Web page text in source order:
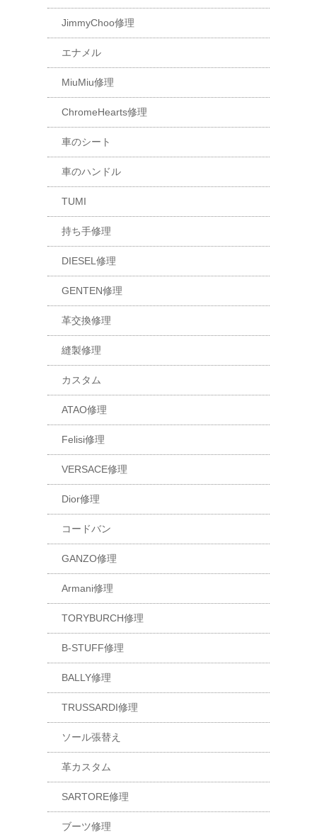
JimmyChoo修理
エナメル
MiuMiu修理
ChromeHearts修理
車のシート
車のハンドル
TUMI
持ち手修理
DIESEL修理
GENTEN修理
革交換修理
縫製修理
カスタム
ATAO修理
Felisi修理
VERSACE修理
Dior修理
コードバン
GANZO修理
Armani修理
TORYBURCH修理
B-STUFF修理
BALLY修理
TRUSSARDI修理
ソール張替え
革カスタム
SARTORE修理
ブーツ修理